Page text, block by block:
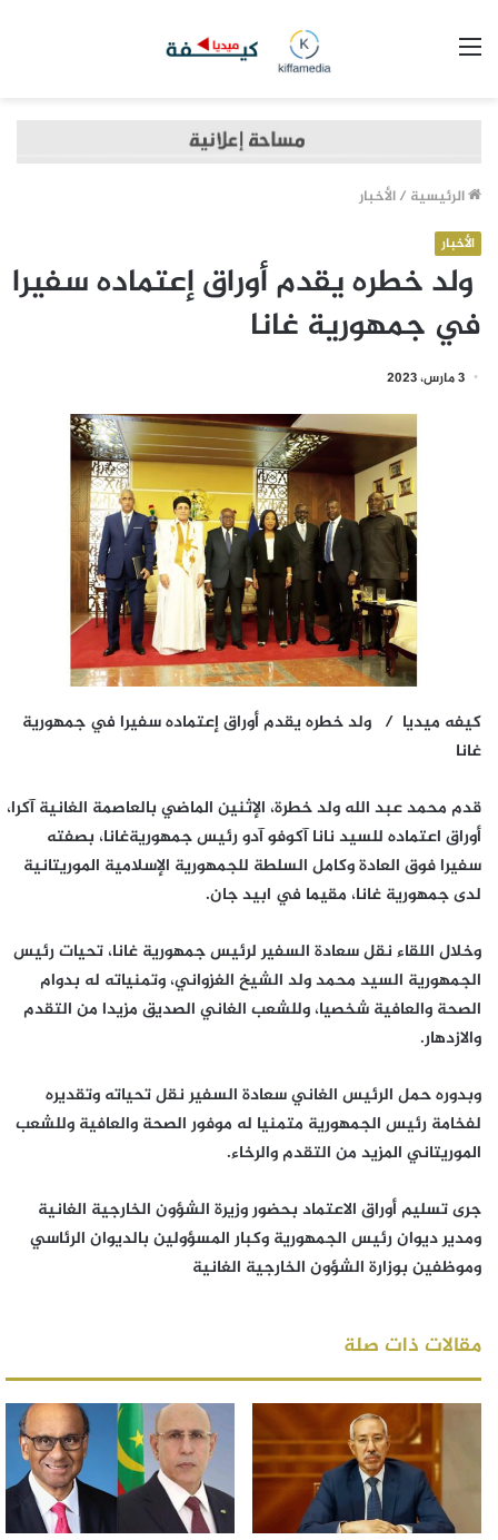
الرئيسية /الأخبار
الأخبار
ولد خطره يقدم أوراق إعتماده سفيرا
في جمهورية غانا
3 مارس، 2023
كيفه ميديا / ولد خطره يقدم أوراق إعتماده سفيرا في جمهورية
غانا
قدم محمد عبد الله ولد خطرة، الإثنين الماضي بالعاصمة الغانية آكرا،
أوراق اعتماده للسيد نانا آكوفو آدو رئيس جمهوريةغانا، بصفته
سفيرا فوق العادة وكامل السلطة للجمهورية الإسلامية الموريتانية
لدى جمهورية غانا، مقيما في ابيد جان.
وخلال اللقاء نقل سعادة السفير لرئيس جمهورية غانا، تحيات رئيس
الجمهورية السيد محمد ولد الشيخ الغزواني، وتمنياته له بدوام
الصحة والعافية شخصيا، وللشعب الغاني الصديق مزيدا من التقدم
والازدهار.
وبدوره حمل الرئيس الغاني سعادة السفير نقل تحياته وتقديره
لفخامة رئيس الجمهورية متمنيا له موفور الصحة والعافية وللشعب
الموريتاني المزيد من التقدم والرخاء.
جرى تسليم أوراق الاعتماد بحضور وزيرة الشؤون الخارجية الغانية
ومدير ديوان رئيس الجمهورية وكبار المسؤولين بالديوان الرئاسي
وموظفين بوزارة الشؤون الخارجية الغانية
مقالات ذات صلة